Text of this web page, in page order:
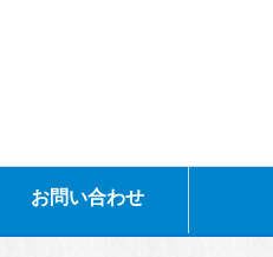
お問い合わせ